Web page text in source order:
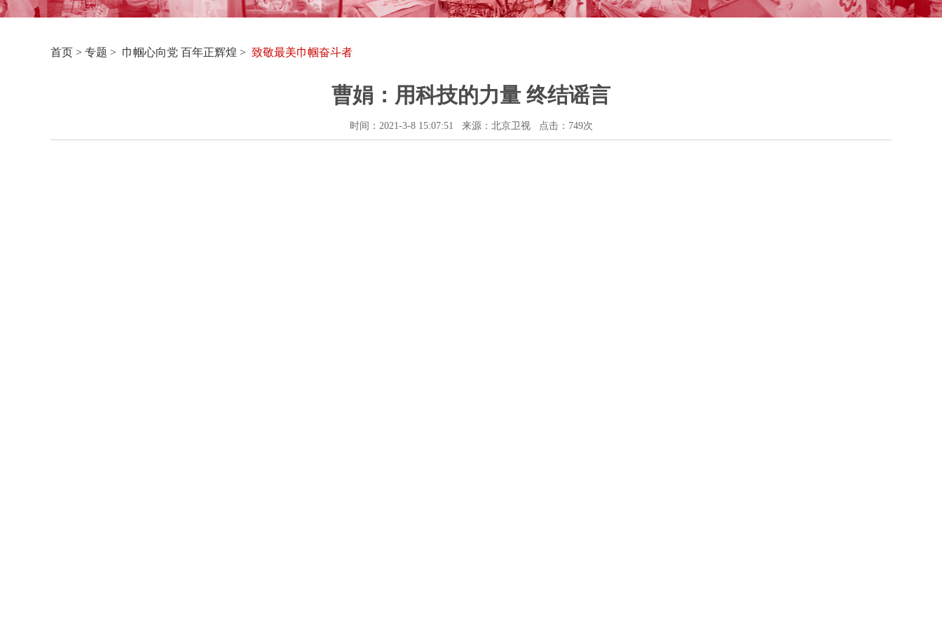
首页 > 专题 > 巾帼心向党 百年正辉煌 > 致敬最美巾帼奋斗者
曹娟：用科技的力量 终结谣言
时间：2021-3-8 15:07:51 来源：北京卫视 点击： 749次